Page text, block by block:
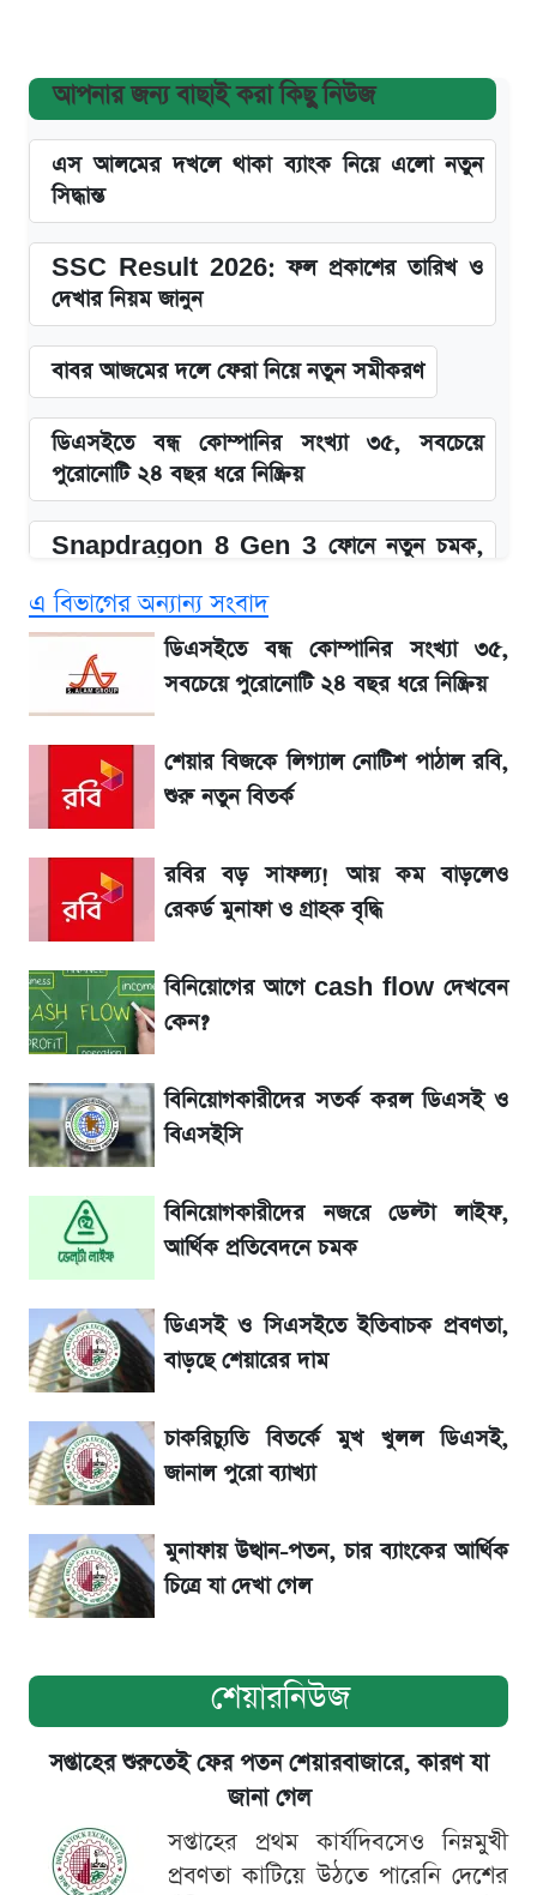
আপনার জন্য বাছাই করা কিছু নিউজ
এস আলমের দখলে থাকা ব্যাংক নিয়ে এলো নতুন
সিদ্ধান্ত
SSC Result 2026: ফল প্রকাশের তারিখ ও
দেখার নিয়ম জানুন
বাবর আজমের দলে ফেরা নিয়ে নতুন সমীকরণ
ডিএসইতে বন্ধ কোম্পানির সংখ্যা ৩৫, সবচেয়ে
পুরোনোটি ২৪ বছর ধরে নিষ্ক্রিয়
Snapdragon 8 Gen 3 ফোনে নতুন চমক,
SSC Result 2026: যে ৩ উপায়ে জানা যাবে
ফল
১৮০ দিনের মূল্যায়ন শেষে মন্ত্রিসভায় পরিবর্তন
জেনে নিন আজকের সোনা ও রুপার সর্বশেষ দাম
আগে দেখে নিন, আজকের সোনার নতুন দাম
তাপমাত্রা নিয়ে নতুন পূর্বাভাস দিল আবহাওয়া অফিস
টিভিতে আজকের খেলা (৭ আগস্ট)
সৌদিতে বাংলাদেশিদের আকামা নবায়নে বদলে গেল
নিয়ম
La Liga 2026-2027: সর্বশেষ পয়েন্ট টেবিল ও
খবর
একদিনের ব্যবধানে আজকের সোনার দাম
ড. ইউনূস বনাম তারেক রহমান—তুলনায় যা বললেন
কাদের সিদ্দিকী
এ বিভাগের অন্যান্য সংবাদ
ডিএসইতে বন্ধ কোম্পানির সংখ্যা ৩৫,
সবচেয়ে পুরোনোটি ২৪ বছর ধরে নিষ্ক্রিয়
শেয়ার বিজকে লিগ্যাল নোটিশ পাঠাল রবি,
শুরু নতুন বিতর্ক
রবির বড় সাফল্য! আয় কম বাড়লেও
রেকর্ড মুনাফা ও গ্রাহক বৃদ্ধি
বিনিয়োগের আগে cash flow দেখবেন
কেন?
বিনিয়োগকারীদের সতর্ক করল ডিএসই ও
বিএসইসি
বিনিয়োগকারীদের নজরে ডেল্টা লাইফ,
আর্থিক প্রতিবেদনে চমক
ডিএসই ও সিএসইতে ইতিবাচক প্রবণতা,
বাড়ছে শেয়ারের দাম
চাকরিচ্যুতি বিতর্কে মুখ খুলল ডিএসই,
জানাল পুরো ব্যাখ্যা
মুনাফায় উত্থান-পতন, চার ব্যাংকের আর্থিক
চিত্রে যা দেখা গেল
শেয়ারনিউজ
সপ্তাহের শুরুতেই ফের পতন শেয়ারবাজারে, কারণ যা
জানা গেল
সপ্তাহের প্রথম কার্যদিবসেও নিম্নমুখী
প্রবণতা কাটিয়ে উঠতে পারেনি দেশের